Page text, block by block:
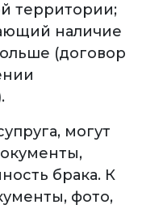
территории;
наличие
(договор
могут
брака. К
фото,